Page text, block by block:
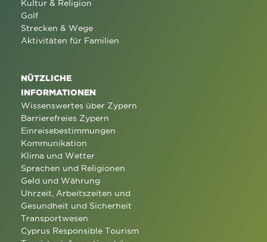
Kultur & Religion
Golf
Strecken & Wege
Aktivitäten für Familien
NÜTZLICHE
INFORMATIONEN
Wissenswertes über Zypern
Barrierefreies Zypern
Einreisebestimmungen
Kommunikation
Klima und Wetter
Sprachen und Religionen
Geld und Währung
Uhrzeit, Arbeitszeiten und
Gesundheit und Sicherheit
Transportwesen
Cyprus Responsible Tourism